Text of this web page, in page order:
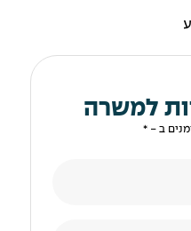
למשרה
ב - *